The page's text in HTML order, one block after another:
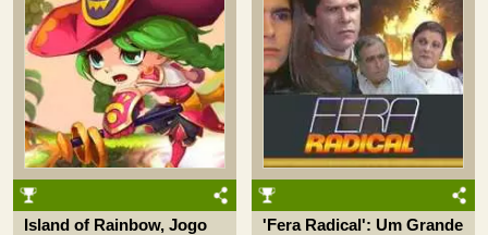
Island of Rainbow, Jogo
'Fera Radical': Um Grande